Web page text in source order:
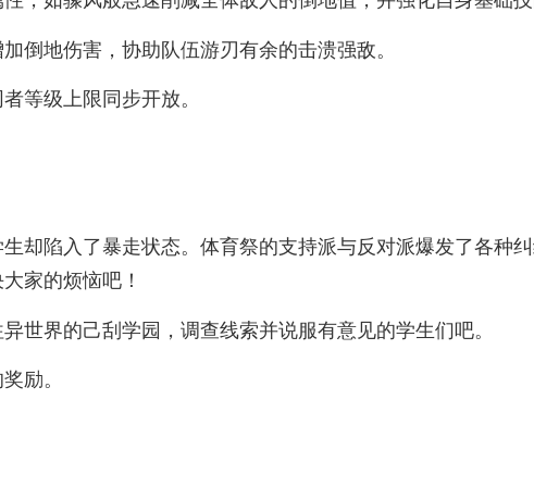
倒地伤害，协助队伍游刃有余的击溃强敌。
等级上限同步开放。
却陷入了暴走状态。体育祭的支持派与反对派爆发了各种
家的烦恼吧！
世界的己刮学园，调查线索并说服有意见的学生们吧。
励。